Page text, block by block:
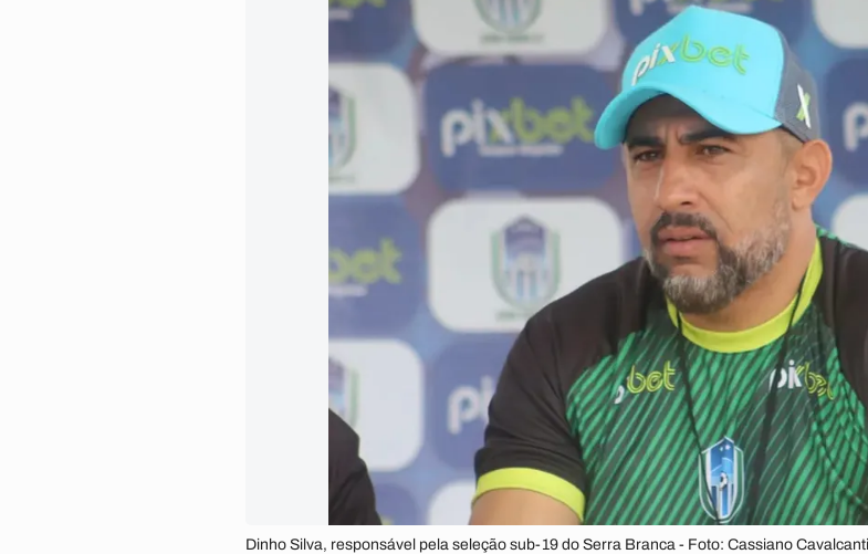
Dinho Silva, responsável pela seleção sub-19 do Serra Branca - Foto: Cassiano